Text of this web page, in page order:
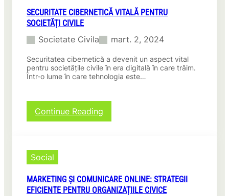
SECURITATE CIBERNETICĂ VITALĂ PENTRU
SOCIETĂȚI CIVILE
Societate Civila mart. 2, 2024
Securitatea cibernetică a devenit un aspect vital
pentru societățile civile în era digitală în care trăim.
Într-o lume în care tehnologia este…
Continue Reading
Securitate
Social
MARKETING ȘI COMUNICARE ONLINE: STRATEGII
EFICIENTE PENTRU ORGANIZAȚIILE CIVICE